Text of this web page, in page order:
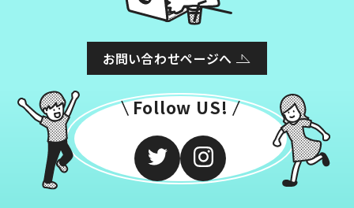
お問い合わせページへ
Follow US!